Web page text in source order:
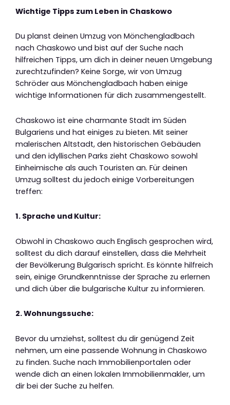
Wichtige Tipps zum Leben in Chaskowo
Du planst deinen Umzug von Mönchengladbach
nach Chaskowo und bist auf der Suche nach
hilfreichen Tipps, um dich in deiner neuen Umgebung
zurechtzufinden? Keine Sorge, wir von Umzug
Schröder aus Mönchengladbach haben einige
wichtige Informationen für dich zusammengestellt.
Chaskowo ist eine charmante Stadt im Süden
Bulgariens und hat einiges zu bieten. Mit seiner
malerischen Altstadt, den historischen Gebäuden
und den idyllischen Parks zieht Chaskowo sowohl
Einheimische als auch Touristen an. Für deinen
Umzug solltest du jedoch einige Vorbereitungen
treffen:
1. Sprache und Kultur:
Obwohl in Chaskowo auch Englisch gesprochen wird,
solltest du dich darauf einstellen, dass die Mehrheit
der Bevölkerung Bulgarisch spricht. Es könnte hilfreich
sein, einige Grundkenntnisse der Sprache zu erlernen
und dich über die bulgarische Kultur zu informieren.
2. Wohnungssuche:
Bevor du umziehst, solltest du dir genügend Zeit
nehmen, um eine passende Wohnung in Chaskowo
zu finden. Suche nach Immobilienportalen oder
wende dich an einen lokalen Immobilienmakler, um
dir bei der Suche zu helfen.